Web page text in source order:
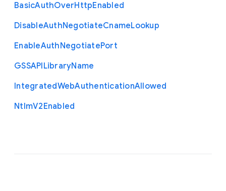
BasicAuthOverHttpEnabled
DisableAuthNegotiateCnameLookup
EnableAuthNegotiatePort
GSSAPILibraryName
IntegratedWebAuthenticationAllowed
NtlmV2Enabled